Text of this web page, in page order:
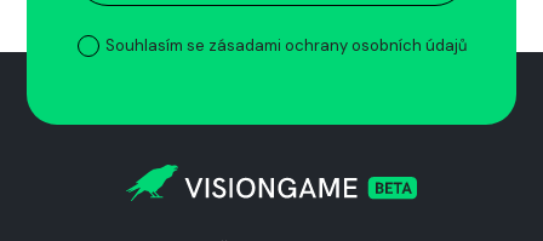
Souhlasím se zásadami ochrany osobních údajů